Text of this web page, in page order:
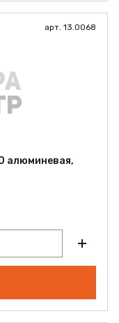
арт. 13.0068
алюминевая,